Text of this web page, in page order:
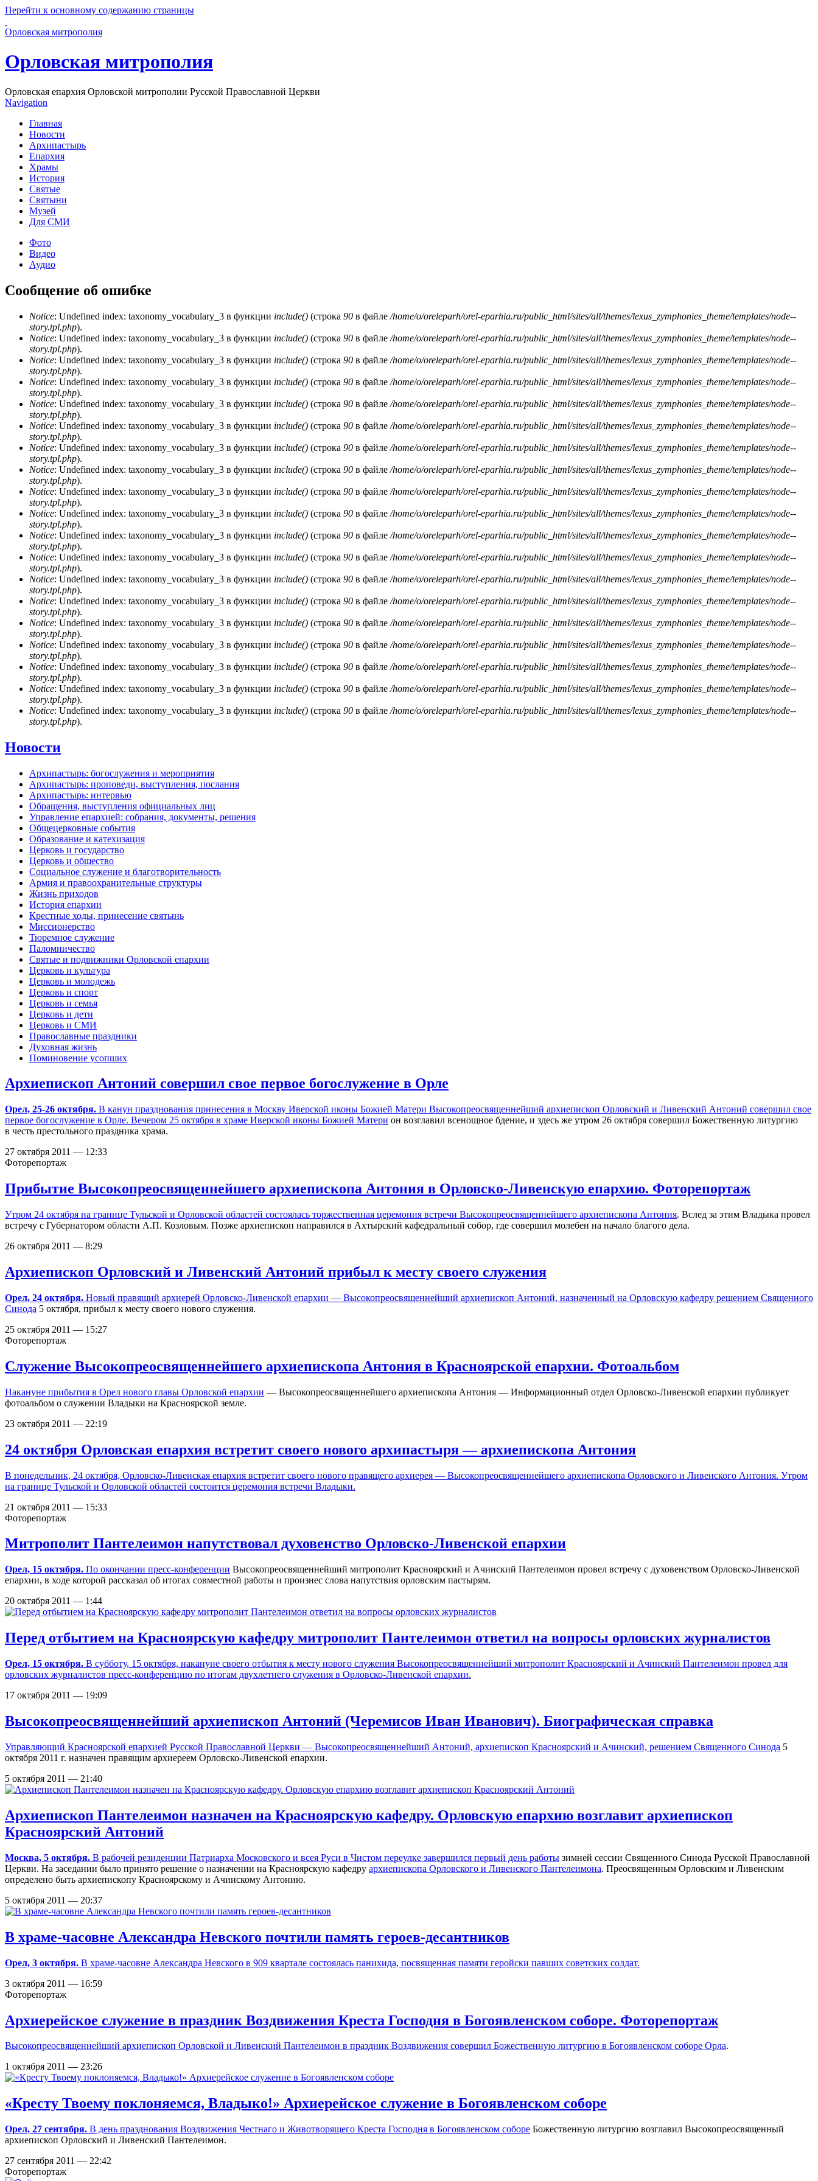
Перейти к основному содержанию страницы
Орловская митрополия
Орловская митрополия
Орловская епархия Орловской митрополии Русской Православной Церкви
Navigation
Главная
Новости
Архипастырь
Епархия
Храмы
История
Святые
Святыни
Музей
Для СМИ
Фото
Видео
Аудио
Сообщение об ошибке
Notice: Undefined index: taxonomy_vocabulary_3 в функции include() (строка 90 в файле /home/o/oreleparh/orel-eparhia.ru/public_html/sites/all/themes/lexus_zymphonies_theme/templates/node--
story.tpl.php).
Notice: Undefined index: taxonomy_vocabulary_3 в функции include() (строка 90 в файле /home/o/oreleparh/orel-eparhia.ru/public_html/sites/all/themes/lexus_zymphonies_theme/templates/node--
story.tpl.php).
Notice: Undefined index: taxonomy_vocabulary_3 в функции include() (строка 90 в файле /home/o/oreleparh/orel-eparhia.ru/public_html/sites/all/themes/lexus_zymphonies_theme/templates/node--
story.tpl.php).
Notice: Undefined index: taxonomy_vocabulary_3 в функции include() (строка 90 в файле /home/o/oreleparh/orel-eparhia.ru/public_html/sites/all/themes/lexus_zymphonies_theme/templates/node--
story.tpl.php).
Notice: Undefined index: taxonomy_vocabulary_3 в функции include() (строка 90 в файле /home/o/oreleparh/orel-eparhia.ru/public_html/sites/all/themes/lexus_zymphonies_theme/templates/node--
story.tpl.php).
Notice: Undefined index: taxonomy_vocabulary_3 в функции include() (строка 90 в файле /home/o/oreleparh/orel-eparhia.ru/public_html/sites/all/themes/lexus_zymphonies_theme/templates/node--
story.tpl.php).
Notice: Undefined index: taxonomy_vocabulary_3 в функции include() (строка 90 в файле /home/o/oreleparh/orel-eparhia.ru/public_html/sites/all/themes/lexus_zymphonies_theme/templates/node--
story.tpl.php).
Notice: Undefined index: taxonomy_vocabulary_3 в функции include() (строка 90 в файле /home/o/oreleparh/orel-eparhia.ru/public_html/sites/all/themes/lexus_zymphonies_theme/templates/node--
story.tpl.php).
Notice: Undefined index: taxonomy_vocabulary_3 в функции include() (строка 90 в файле /home/o/oreleparh/orel-eparhia.ru/public_html/sites/all/themes/lexus_zymphonies_theme/templates/node--
story.tpl.php).
Notice: Undefined index: taxonomy_vocabulary_3 в функции include() (строка 90 в файле /home/o/oreleparh/orel-eparhia.ru/public_html/sites/all/themes/lexus_zymphonies_theme/templates/node--
story.tpl.php).
Notice: Undefined index: taxonomy_vocabulary_3 в функции include() (строка 90 в файле /home/o/oreleparh/orel-eparhia.ru/public_html/sites/all/themes/lexus_zymphonies_theme/templates/node--
story.tpl.php).
Notice: Undefined index: taxonomy_vocabulary_3 в функции include() (строка 90 в файле /home/o/oreleparh/orel-eparhia.ru/public_html/sites/all/themes/lexus_zymphonies_theme/templates/node--
story.tpl.php).
Notice: Undefined index: taxonomy_vocabulary_3 в функции include() (строка 90 в файле /home/o/oreleparh/orel-eparhia.ru/public_html/sites/all/themes/lexus_zymphonies_theme/templates/node--
story.tpl.php).
Notice: Undefined index: taxonomy_vocabulary_3 в функции include() (строка 90 в файле /home/o/oreleparh/orel-eparhia.ru/public_html/sites/all/themes/lexus_zymphonies_theme/templates/node--
story.tpl.php).
Notice: Undefined index: taxonomy_vocabulary_3 в функции include() (строка 90 в файле /home/o/oreleparh/orel-eparhia.ru/public_html/sites/all/themes/lexus_zymphonies_theme/templates/node--
story.tpl.php).
Notice: Undefined index: taxonomy_vocabulary_3 в функции include() (строка 90 в файле /home/o/oreleparh/orel-eparhia.ru/public_html/sites/all/themes/lexus_zymphonies_theme/templates/node--
story.tpl.php).
Notice: Undefined index: taxonomy_vocabulary_3 в функции include() (строка 90 в файле /home/o/oreleparh/orel-eparhia.ru/public_html/sites/all/themes/lexus_zymphonies_theme/templates/node--
story.tpl.php).
Notice: Undefined index: taxonomy_vocabulary_3 в функции include() (строка 90 в файле /home/o/oreleparh/orel-eparhia.ru/public_html/sites/all/themes/lexus_zymphonies_theme/templates/node--
story.tpl.php).
Notice: Undefined index: taxonomy_vocabulary_3 в функции include() (строка 90 в файле /home/o/oreleparh/orel-eparhia.ru/public_html/sites/all/themes/lexus_zymphonies_theme/templates/node--
story.tpl.php).
Новости
Архипастырь: богослужения и мероприятия
Архипастырь: проповеди, выступления, послания
Архипастырь: интервью
Обращения, выступления официальных лиц
Управление епархией: собрания, документы, решения
Общецерковные события
Образование и катехизация
Церковь и государство
Церковь и общество
Социальное служение и благотворительность
Армия и правоохранительные структуры
Жизнь приходов
История епархии
Крестные ходы, принесение святынь
Миссионерство
Тюремное служение
Паломничество
Святые и подвижники Орловской епархии
Церковь и культура
Церковь и молодежь
Церковь и спорт
Церковь и семья
Церковь и дети
Церковь и СМИ
Православные праздники
Духовная жизнь
Поминовение усопших
Архиепископ Антоний совершил свое первое богослужение в Орле
Орел, 25-26 октября. В канун празднования принесения в Москву Иверской иконы Божией Матери Высокопреосвященнейший архиепископ Орловский и Ливенский Антоний совершил свое
первое богослужение в Орле. Вечером 25 октября в храме Иверской иконы Божией Матери он возглавил всенощное бдение, и здесь же утром 26 октября совершил Божественную литургию
в честь престольного праздника храма.
27 октября 2011 — 12:33
Фоторепортаж
Прибытие Высокопреосвященнейшего архиепископа Антония в Орловско-Ливенскую епархию. Фоторепортаж
Утром 24 октября на границе Тульской и Орловской областей состоялась торжественная церемония встречи Высокопреосвященнейшего архиепископа Антония. Вслед за этим Владыка провел
встречу с Губернатором области А.П. Козловым. Позже архиепископ направился в Ахтырский кафедральный собор, где совершил молебен на начало благого дела.
26 октября 2011 — 8:29
Архиепископ Орловский и Ливенский Антоний прибыл к месту своего служения
Орел, 24 октября. Новый правящий архиерей Орловско-Ливенской епархии — Высокопреосвященнейший архиепископ Антоний, назначенный на Орловскую кафедру решением Священного
Синода 5 октября, прибыл к месту своего нового служения.
25 октября 2011 — 15:27
Фоторепортаж
Служение Высокопреосвященнейшего архиепископа Антония в Красноярской епархии. Фотоальбом
Накануне прибытия в Орел нового главы Орловской епархии — Высокопреосвященнейшего архиепископа Антония — Информационный отдел Орловско-Ливенской епархии публикует
фотоальбом о служении Владыки на Красноярской земле.
23 октября 2011 — 22:19
24 октября Орловская епархия встретит своего нового архипастыря — архиепископа Антония
В понедельник, 24 октября, Орловско-Ливенская епархия встретит своего нового правящего архиерея — Высокопреосвященнейшего архиепископа Орловского и Ливенского Антония. Утром
на границе Тульской и Орловской областей состоится церемония встречи Владыки.
21 октября 2011 — 15:33
Фоторепортаж
Митрополит Пантелеимон напутствовал духовенство Орловско-Ливенской епархии
Орел, 15 октября. По окончании пресс-конференции Высокопреосвященнейший митрополит Красноярский и Ачинский Пантелеимон провел встречу с духовенством Орловско-Ливенской
епархии, в ходе которой рассказал об итогах совместной работы и произнес слова напутствия орловским пастырям.
20 октября 2011 — 1:44
Перед отбытием на Красноярскую кафедру митрополит Пантелеимон ответил на вопросы орловских журналистов
Орел, 15 октября. В субботу, 15 октября, накануне своего отбытия к месту нового служения Высокопреосвященнейший митрополит Красноярский и Ачинский Пантелеимон провел для
орловских журналистов пресс-конференцию по итогам двухлетнего служения в Орловско-Ливенской епархии.
17 октября 2011 — 19:09
Высокопреосвященнейший архиепископ Антоний (Черемисов Иван Иванович). Биографическая справка
Управляющий Красноярской епархией Русской Православной Церкви — Высокопреосвященнейший Антоний, архиепископ Красноярский и Ачинский, решением Священного Синода 5
октября 2011 г. назначен правящим архиереем Орловско-Ливенской епархии.
5 октября 2011 — 21:40
Архиепископ Пантелеимон назначен на Красноярскую кафедру. Орловскую епархию возглавит архиепископ
Красноярский Антоний
Москва, 5 октября. В рабочей резиденции Патриарха Московского и всея Руси в Чистом переулке завершился первый день работы зимней сессии Священного Синода Русской Православной
Церкви. На заседании было принято решение о назначении на Красноярскую кафедру архиепископа Орловского и Ливенского Пантелеимона. Преосвященным Орловским и Ливенским
определено быть архиепископу Красноярскому и Ачинскому Антонию.
5 октября 2011 — 20:37
В храме-часовне Александра Невского почтили память героев-десантников
Орел, 3 октября. В храме-часовне Александра Невского в 909 квартале состоялась панихида, посвященная памяти геройски павших советских солдат.
3 октября 2011 — 16:59
Фоторепортаж
Архиерейское служение в праздник Воздвижения Креста Господня в Богоявленском соборе. Фоторепортаж
Высокопреосвященнейший архиепископ Орловской и Ливенский Пантелеимон в праздник Воздвижения совершил Божественную литургию в Богоявленском соборе Орла.
1 октября 2011 — 23:26
«Кресту Твоему поклоняемся, Владыко!» Архиерейское служение в Богоявленском соборе
Орел, 27 сентября. В день празднования Воздвижения Честнаго и Животворящего Креста Господня в Богоявленском соборе Божественную литургию возглавил Высокопреосвященный
архиепископ Орловский и Ливенский Пантелеимон.
27 сентября 2011 — 22:42
Фоторепортаж